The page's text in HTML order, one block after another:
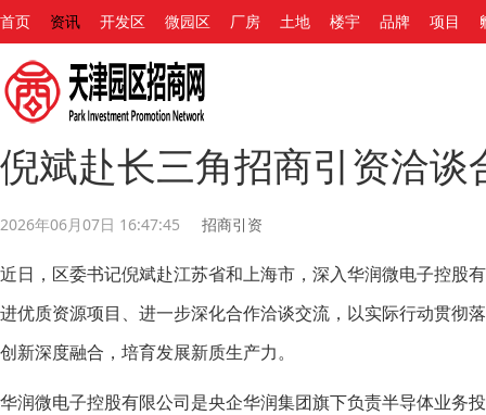
首页 资讯 开发区 微园区 厂房 土地 楼宇 品牌 项目
倪斌赴长三角招商引资洽谈
2026年06月07日 16:47:45 招商引资
近日，区委书记倪斌赴江苏省和上海市，深入华润微电子控股
进优质资源项目、进一步深化合作洽谈交流，以实际行动贯彻
创新深度融合，培育发展新质生产力。
华润微电子控股有限公司是央企华润集团旗下负责半导体业务